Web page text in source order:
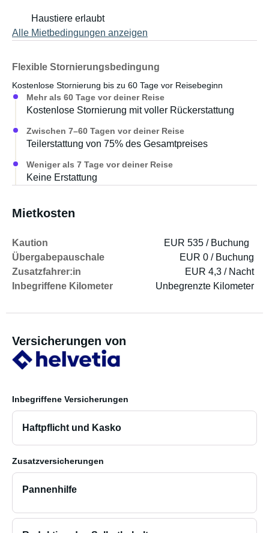
Haustiere erlaubt
Alle Mietbedingungen anzeigen
Flexible Stornierungsbedingung
Kostenlose Stornierung bis zu 60 Tage vor Reisebeginn
Mehr als 60 Tage vor deiner Reise
Kostenlose Stornierung mit voller Rückerstattung
Zwischen 7–60 Tagen vor deiner Reise
Teilerstattung von 75% des Gesamtpreises
Weniger als 7 Tage vor deiner Reise
Keine Erstattung
Mietkosten
Kaution
EUR 535 / Buchung
Übergabepauschale
EUR 0 / Buchung
Zusatzfahrer:in
EUR 4,3 / Nacht
Inbegriffene Kilometer
Unbegrenzte Kilometer
Versicherungen von
Inbegriffene Versicherungen
Haftpflicht und Kasko
Zusatzversicherungen
Pannenhilfe